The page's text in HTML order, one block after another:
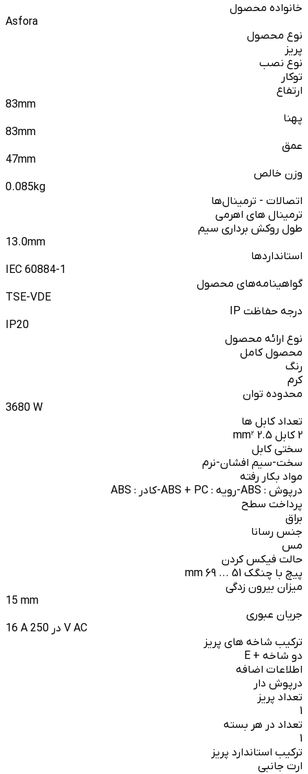
خانواده محصول
Asfora
نوع محصول
پریز
نوع نصب
توکار
ارتفاع
83mm
پهنا
83mm
عمق
47mm
وزن خالص
0.085kg
اتصالات - ترمینال‌ها
ترمینال های اهرمی
طول روکش برداری سیم
13.0mm
استانداردها
IEC 60884-1
گواهینامه‌های محصول
TSE-VDE
درجه حفاظت IP
IP20
نوع ارائه محصول
محصول کامل
رنگ
کرم
محدوده توان
3680 W
تعداد کابل ها
2 کابل 2.5 mm²
سختی کابل
سخت-سیم افشان-نرم
مواد بکار رفته
درپوش : ABS-رویه : ABS + PC-کادر : ABS
پرداخت سطح
براق
جنس رسانا
مس
حالت فیکس کردن
پیچ با چنگک 51 ... 69 mm
میزان بیرون زدگی
15 mm
جریان عبوری
16 A در 250 V AC
ترکیب شاخه های پریز
دو شاخه + E
اطلاعات اضافه
درپوش دار
تعداد پریز
1
تعداد در هر بسته
1
ترکیب استاندارد پریز
ارت جانبی